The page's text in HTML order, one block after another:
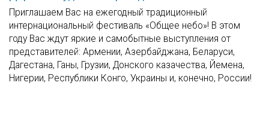
Приглашаем Вас на ежегодный традиционный
интернациональный фестиваль «Общее небо»! В этом
году Вас ждут яркие и самобытные выступления от
представителей: Армении, Азербайджана, Беларуси,
Дагестана, Ганы, Грузии, Донского казачества, Йемена,
Нигерии, Республики Конго, Украины и, конечно, России!